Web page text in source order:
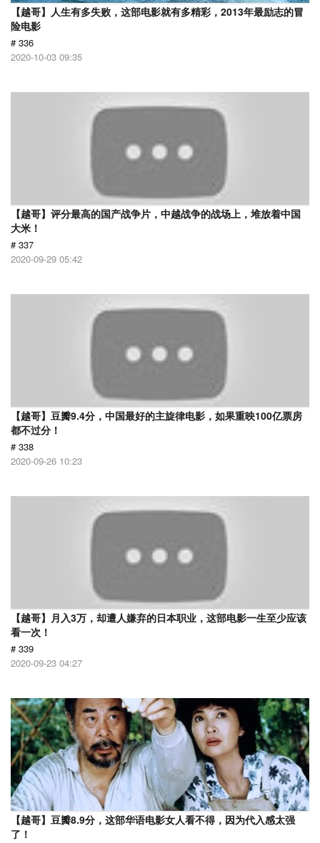
【越哥】人生有多失败，这部电影就有多精彩，2013年最励志的冒
险电影
# 336
2020-10-03 09:35
【越哥】评分最高的国产战争片，中越战争的战场上，堆放着中国
大米！
# 337
2020-09-29 05:42
【越哥】豆瓣9.4分，中国最好的主旋律电影，如果重映100亿票房
都不过分！
# 338
2020-09-26 10:23
【越哥】月入3万，却遭人嫌弃的日本职业，这部电影一生至少应该
看一次！
# 339
2020-09-23 04:27
【越哥】豆瓣8.9分，这部华语电影女人看不得，因为代入感太强
了！